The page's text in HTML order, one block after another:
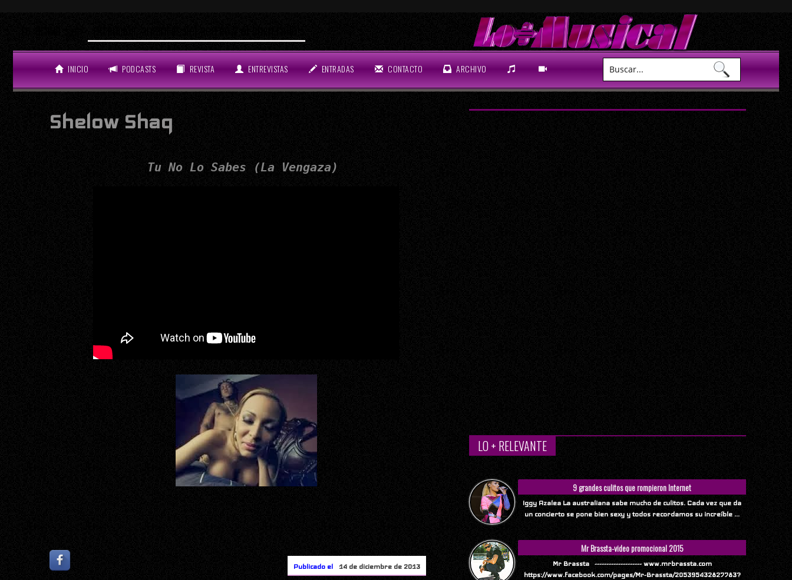
LO ÚLTIMO ¡Atención, amantes del perreo y el buen rollo!
INICIO PODCASTS REVISTA ENTREVISTAS ENTRADAS CONTACTO ARCHIVO
Shelow Shaq
Tu No Lo Sabes (La Vengaza)
Publicado el 14 de diciembre de 2013
LO + RELEVANTE
9 grandes culitos que rompieron Internet
Iggy Azalea La australiana sabe mucho de culitos. Cada vez que da
un concierto se pone bien sexy y todos recordamos su increíble ...
Mr Brassta-video promocional 2015
Mr Brassta -------------------- www.mrbrassta.com
https://www.facebook.com/pages/Mr-Brassta/205395432827783?